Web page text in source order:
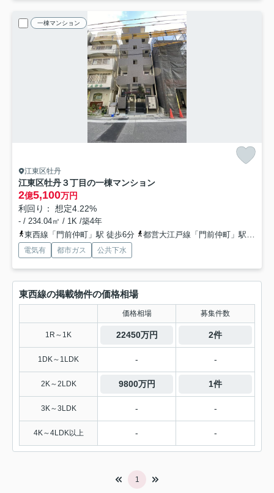
一棟マンション
江東区牡丹
江東区牡丹３丁目の一棟マンション
2億5,100万円
利回り： 想定4.22%
- / 234.04㎡ / 1K /築4年
東西線「門前仲町」駅 徒歩6分
都営大江戸線「門前仲町」駅 徒歩9分
電気有 都市ガス 公共下水
東西線の掲載物件の価格相場
価格相場 募集件数
1R～1K 22450万円 2件
1DK～1LDK - -
2K～2LDK 9800万円 1件
3K～3LDK - -
4K～4LDK以上 - -
1